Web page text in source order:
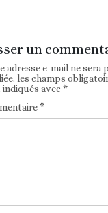
un
adresse e-mail ne sera
les champs
indiqués avec*
*